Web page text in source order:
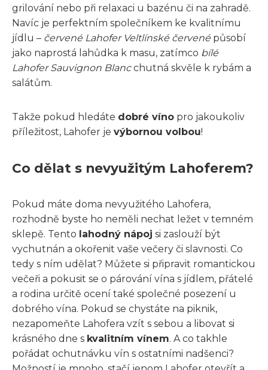
grilování nebo při relaxaci u bazénu či na zahradě.
Navíc je perfektním společníkem ke kvalitnímu
jídlu – červené Lahofer Veltlínské červené působí
jako naprostá lahůdka k masu, zatímco bílé
Lahofer Sauvignon Blancchutná skvěle k rybám a
salátům.
Takže pokud hledáte dobré víno pro jakoukoliv
příležitost, Lahofer je výbornou volbou!
Co dělat s nevyužitým Lahoferem?
Pokud máte doma nevyužitého Lahofera,
rozhodně byste ho neměli nechat ležet v temném
sklepě. Tento lahodný nápoj si zaslouží být
vychutnán a okořenit vaše večery či slavnosti. Co
tedy s ním udělat? Můžete si připravit romantickou
večeři a pokusit se o párování vína s jídlem, přátelé
a rodina určitě ocení také společné posezení u
dobrého vína. Pokud se chystáte na piknik,
nezapomeňte Lahofera vzít s sebou a libovat si
krásného dne s kvalitním vínem. A co takhle
pořádat ochutnávku vín s ostatními nadšenci?